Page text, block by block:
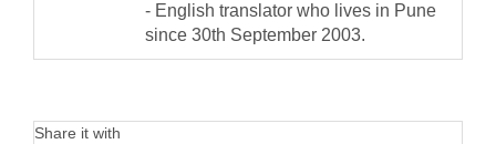
- English translator who lives in Pune
since 30th September 2003.
Share it with